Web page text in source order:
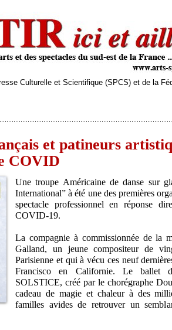
Culturelle et Scientifique (SPCS) et de la
et patineurs
COVID
Une troupe Américaine de danse sur
International” à été une des premières
spectacle professionnel en réponse
COVID-19.
La compagnie à commissionnée de la
Galland, un jeune compositeur de
Parisienne et qui à vécu ces neuf
Francisco en Californie. Le ballet
SOLSTICE, créé par le chorégraphe
cadeau de magie et chaleur à des
familles avides de retrouver un